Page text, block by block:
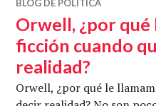
BLOG DE POLÍTICA
Orwell, ¿por qué
ficción cuando
realidad?
Orwell, ¿por qué le